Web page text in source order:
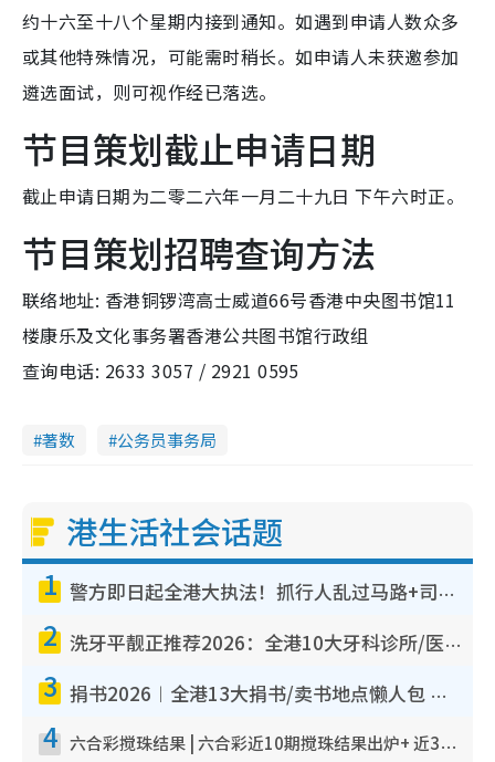
约十六至十八个星期内接到通知。如遇到申请人数众多
或其他特殊情况，可能需时稍长。如申请人未获邀参加
遴选面试，则可视作经已落选。
节目策划截止申请日期
截止申请日期为二零二六年一月二十九日 下午六时正。
节目策划招聘查询方法
联络地址: 香港铜锣湾高士威道66号香港中央图书馆11
楼康乐及文化事务署香港公共图书馆行政组
查询电话: 2633 3057 / 2921 0595
著数 公务员事务局
港生活社会话题
1 警方即日起全港大执法！抓行人乱过马路+司机不专注驾驶！乱过马路罚$2000
2 洗牙平靓正推荐2026：全港10大牙科诊所/医院懒人包，夜诊至8点/镇静洁牙/医疗券适用
3 捐书2026︱全港13大捐书/卖书地点懒人包 二手课本最高$150＋旧书换免费咖啡/戏票
4 六合彩搅珠结果 | 六合彩近10期搅珠结果出炉+ 近30期最旺热门中奖号码